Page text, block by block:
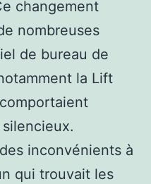
changement
nombreuses
de bureau de
la Lift
inconvénients à
qui trouvait les